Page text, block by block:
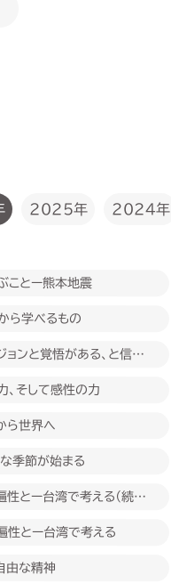
2025年 2024年
とー熊本地震
学べるもの
ンと覚悟がある、と信じ
そして感性の力
ら世界へ
季節が始まる
とー台湾で考える（続
とー台湾で考える
由な精神